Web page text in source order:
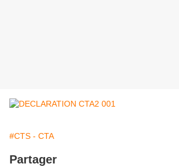
#CTS - CTA
Partager